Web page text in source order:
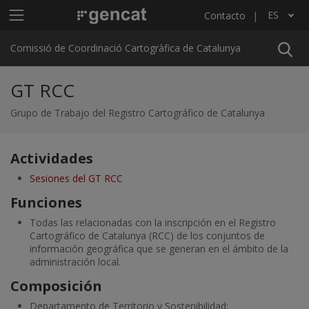
Menú principal C4 Contacto ES
Lista adicional de acciones
Comissió de Coordinació Cartogràfica de Catalunya
GT RCC
Grupo de Trabajo del Registro Cartográfico de Catalunya
Actividades
Sesiones del GT RCC
Funciones
Todas las relacionadas con la inscripción en el Registro
Cartográfico de Catalunya (RCC) de los conjuntos de
información geográfica que se generan en el ámbito de la
administración local.
Composición
Departamento de Territorio y Sostenibilidad: